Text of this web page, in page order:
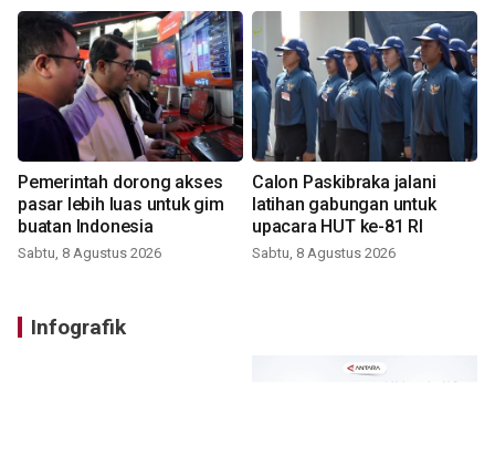
Pemerintah dorong akses
pasar lebih luas untuk gim
buatan Indonesia
Sabtu, 8 Agustus 2026
Calon Paskibraka jalani
latihan gabungan untuk
upacara HUT ke-81 RI
Sabtu, 8 Agustus 2026
Infografik